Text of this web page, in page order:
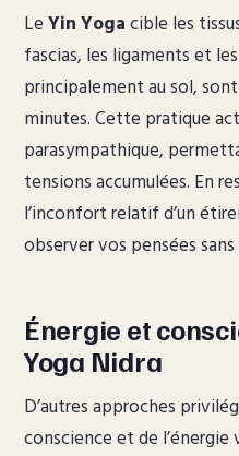
LeYin Yogacible les
fascias, les ligaments et
principalement au sol,
minutes. Cette pratique
parasympathique,
tensions accumulées. En
l’inconfort relatif d’un
observer vos pensées sans
Énergie et
Yoga Nidra
D’autres approches
conscience et de l’énergie